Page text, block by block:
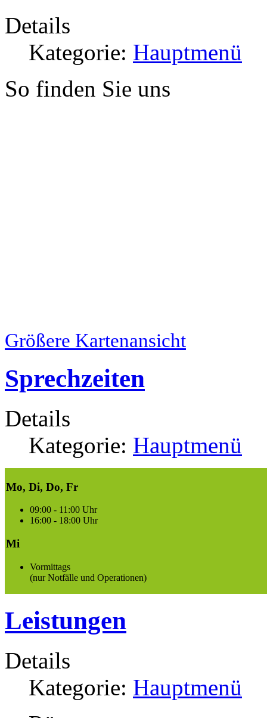
Details
Kategorie: Hauptmenü
So finden Sie uns
Größere Kartenansicht
Sprechzeiten
Details
Kategorie: Hauptmenü
Mo, Di, Do, Fr
09:00 - 11:00 Uhr
16:00 - 18:00 Uhr
Mi
Vormittags
(nur Notfälle und Operationen)
Leistungen
Details
Kategorie: Hauptmenü